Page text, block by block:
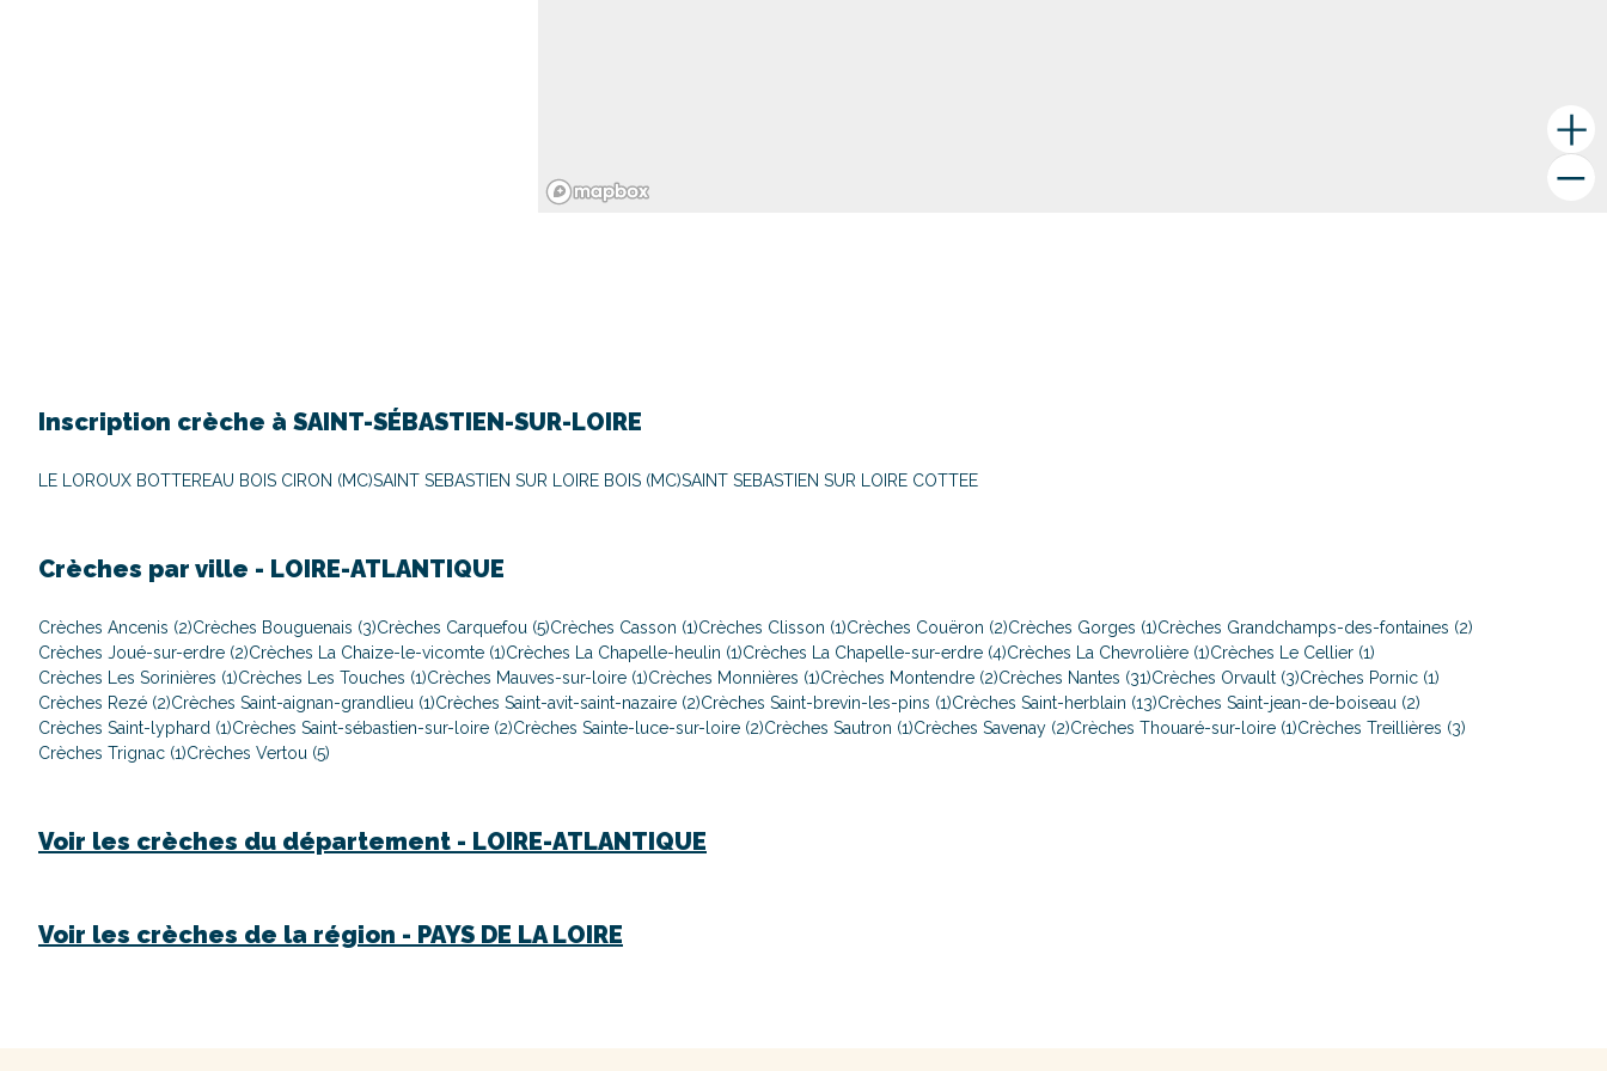
Inscription crèche à SAINT-SÉBASTIEN-SUR-LOIRE
LE LOROUX BOTTEREAU BOIS CIRON (MC)SAINT SEBASTIEN SUR LOIRE BOIS (MC)SAINT SEBASTIEN SUR LOIRE COTTEE
Crèches par ville - LOIRE-ATLANTIQUE
Crèches Ancenis (2)Crèches Bouguenais (3)Crèches Carquefou (5)Crèches Casson (1)Crèches Clisson (1)Crèches Couëron (2)Crèches Gorges (1)Crèches Grandchamps-des-fontaines (2)
Crèches Joué-sur-erdre (2)Crèches La Chaize-le-vicomte (1)Crèches La Chapelle-heulin (1)Crèches La Chapelle-sur-erdre (4)Crèches La Chevrolière (1)Crèches Le Cellier (1)
Crèches Les Sorinières (1)Crèches Les Touches (1)Crèches Mauves-sur-loire (1)Crèches Monnières (1)Crèches Montendre (2)Crèches Nantes (31)Crèches Orvault (3)Crèches Pornic (1)
Crèches Rezé (2)Crèches Saint-aignan-grandlieu (1)Crèches Saint-avit-saint-nazaire (2)Crèches Saint-brevin-les-pins (1)Crèches Saint-herblain (13)Crèches Saint-jean-de-boiseau (2)
Crèches Saint-lyphard (1)Crèches Saint-sébastien-sur-loire (2)Crèches Sainte-luce-sur-loire (2)Crèches Sautron (1)Crèches Savenay (2)Crèches Thouaré-sur-loire (1)Crèches Treillières (3)
Crèches Trignac (1)Crèches Vertou (5)
Voir les crèches du département - LOIRE-ATLANTIQUE
Voir les crèches de la région - PAYS DE LA LOIRE